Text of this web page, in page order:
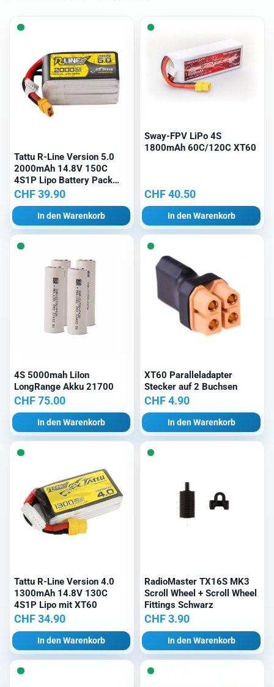
Tattu R-Line Version 5.0
2000mAh 14.8V 150C
4S1P Lipo Battery Pack
with XT60 Plug
CHF39.90
In den Warenkorb
Sway-FPV LiPo 4S
1800mAh 60C/120C XT60
CHF40.50
In den Warenkorb
4S 5000mah LiIon
LongRange Akku 21700
CHF75.00
In den Warenkorb
XT60 Paralleladapter
Stecker auf 2 Buchsen
CHF4.90
In den Warenkorb
Tattu R-Line Version 4.0
1300mAh 14.8V 130C
4S1P Lipo mit XT60
CHF34.90
In den Warenkorb
RadioMaster TX16S MK3
Scroll Wheel + Scroll Wheel
Fittings Schwarz
CHF3.90
In den Warenkorb